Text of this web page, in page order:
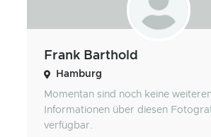
Frank Barthold
Hamburg
Momentan sind noch keine
Informationen über diesen
verfügbar.